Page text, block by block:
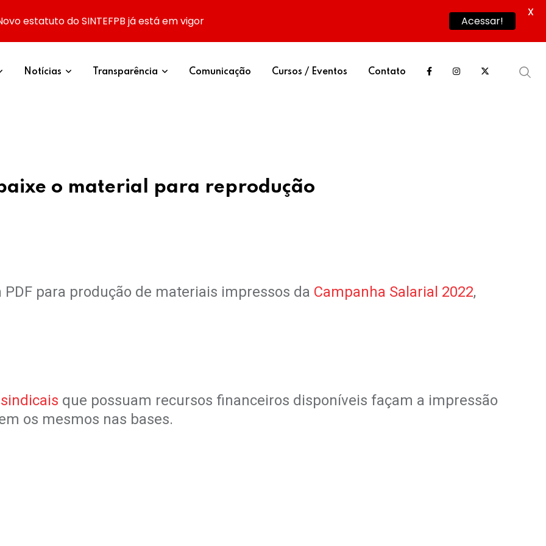
Notícias Transparência Comunicação Cursos / Eventos Contato
o material para reprodução
para produção de materiais impressos da Campanha Salarial 2022,
que possuam recursos financeiros disponíveis façam a impressão
os mesmos nas bases.
estatuto do SINTEFPB já está em vigor Acessar!
X